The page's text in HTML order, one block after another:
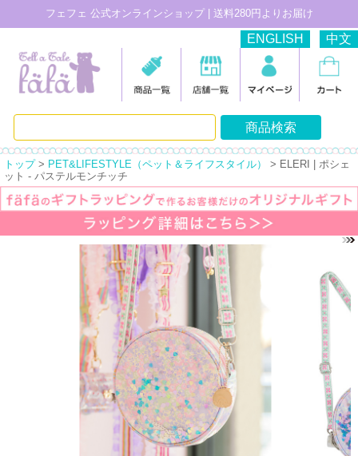
フェフェ 公式オンラインショップ | 送料280円よりお届け
ENGLISH 中文
トップ> PET&LIFESTYLE（ペット＆ライフスタイル）
> ELERI | ポシェ
ット - パステルモンチッチ